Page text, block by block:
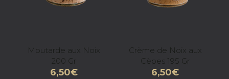
Moutarde aux Noix
200 Gr
6,50€
Crème de Noix aux
Cèpes 195 Gr
6,50€